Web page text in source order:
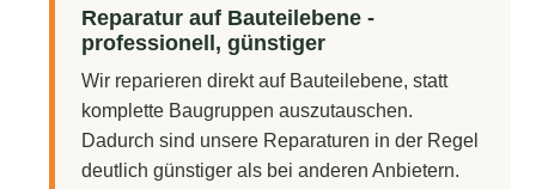
Reparatur auf Bauteilebene -
professionell, günstiger
Wir reparieren direkt auf Bauteilebene, statt
komplette Baugruppen auszutauschen.
Dadurch sind unsere Reparaturen in der Regel
deutlich günstiger als bei anderen Anbietern.